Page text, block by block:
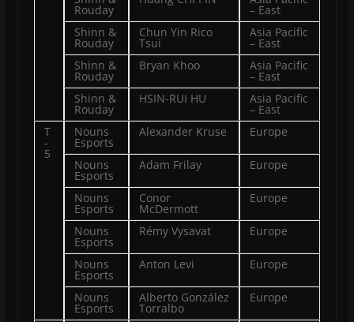
Rouday
– East
Shinn &
Rouday
Chun Yin Rico
Tsui
Asia Pacific
– East
Shinn &
Rouday
Bryan Khoo Asia Pacific
– East
Shinn &
Rouday
HSIN-RUI HU Asia Pacific
– East
T
-
5
Nouns
Esports
Alexander Kruse Europe
Nouns
Esports
Adam Frilay Europe
Nouns
Esports
Conor
McDermott
Europe
Nouns
Esports
Rémy Vysavat Europe
Nouns
Esports
Anton Levi Europe
Nouns
Esports
Alberto González
Torralbo
Europe